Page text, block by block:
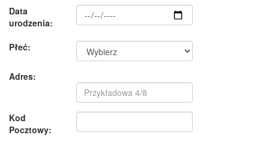
Data
urodzenia:
Płeć:
Adres:
Kod
Pocztowy: